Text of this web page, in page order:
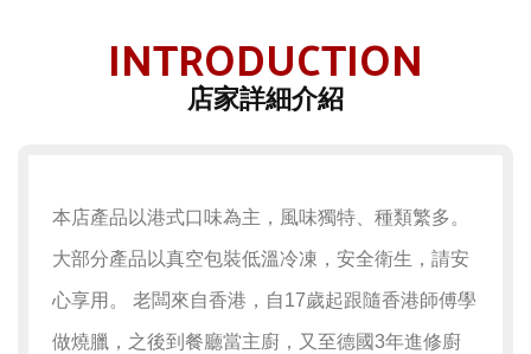
INTRODUCTION
店家詳細介紹
本店產品以港式口味為主，風味獨特、種類繁多。
大部分產品以真空包裝低溫冷凍，安全衛生，請安
心享用。 老闆來自香港，自17歲起跟隨香港師傅學
做燒臘，之後到餐廳當主廚，又至德國3年進修廚